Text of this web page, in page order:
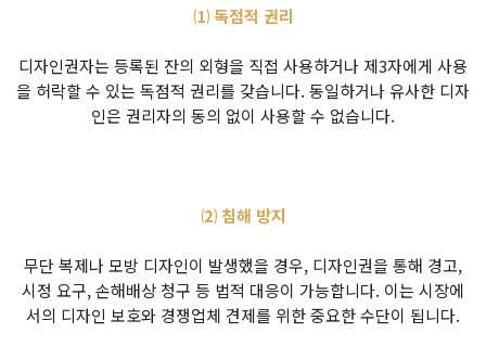
⑴ 독점적 권리
디자인권자는 등록된 잔의 외형을 직접 사용하거나 제3자에게 사용
을 허락할 수 있는 독점적 권리를 갖습니다. 동일하거나 유사한 디자
인은 권리자의 동의 없이 사용할 수 없습니다.
⑵ 침해 방지
무단 복제나 모방 디자인이 발생했을 경우, 디자인권을 통해 경고,
시정 요구, 손해배상 청구 등 법적 대응이 가능합니다. 이는 시장에
서의 디자인 보호와 경쟁업체 견제를 위한 중요한 수단이 됩니다.